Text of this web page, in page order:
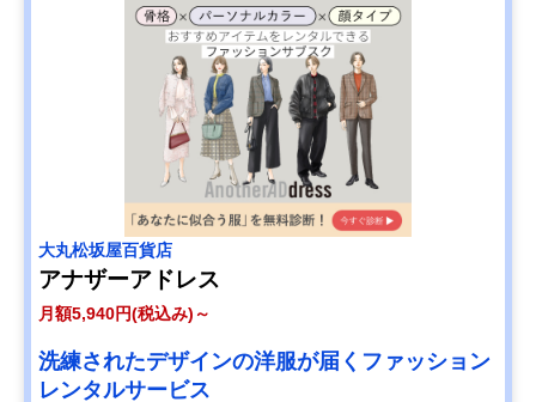
大丸松坂屋百貨店
アナザーアドレス
月額5,940円(税込み)～
洗練されたデザインの洋服が届くファッション
レンタルサービス